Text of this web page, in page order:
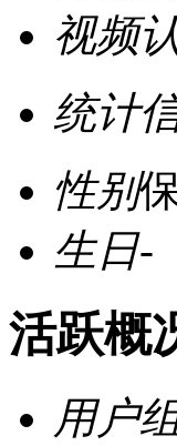
视频
统计
性别
生日-
活跃概
用户